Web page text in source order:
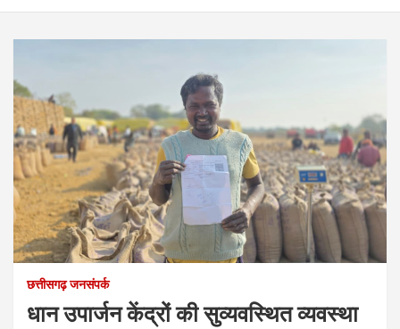
छत्तीसगढ़ जनसंपर्क
धान उपार्जन केंद्रों की सुव्यवस्थित व्यवस्था